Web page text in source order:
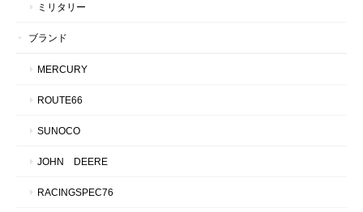
ミリタリー
ブランド
MERCURY
ROUTE66
SUNOCO
JOHN DEERE
RACINGSPEC76